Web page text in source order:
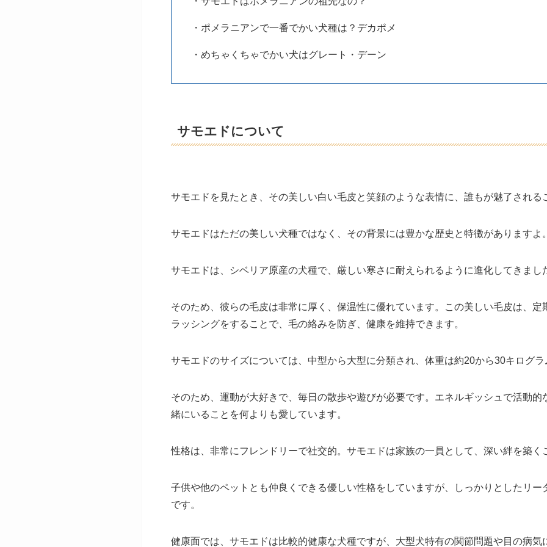
・ポメラニアンで一番でかい犬種は？デカポメ
・めちゃくちゃでかい犬はグレート・デーン
サモエドについて
サモエドを見たとき、その美しい白い毛皮と笑顔のような表情に、誰もが魅了される
サモエドはただの美しい犬種ではなく、その背景には豊かな歴史と特徴がありますよ。
サモエドは、シベリア原産の犬種で、厳しい寒さに耐えられるように進化してきまし
そのため、彼らの毛皮は非常に厚く、保温性に優れています。この美しい毛皮は、定
ラッシングをすることで、毛の絡みを防ぎ、健康を維持できます。
サモエドのサイズについては、中型から大型に分類され、体重は約20から30キログラ
そのため、運動が大好きで、毎日の散歩や遊びが必要です。エネルギッシュで活動的
緒にいることを何よりも愛しています。
性格は、非常にフレンドリーで社交的。サモエドは家族の一員として、深い絆を築く
子供や他のペットとも仲良くできる優しい性格をしていますが、しっかりとしたリー
です。
健康面では、サモエドは比較的健康な犬種ですが、大型犬特有の関節問題や目の病気